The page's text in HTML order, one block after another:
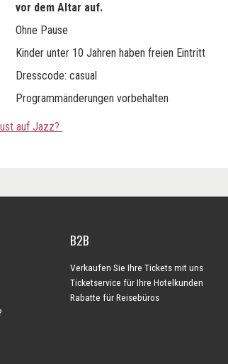
vor dem Altar auf.
Ohne Pause
Kinder unter 10 Jahren haben freien Eintritt
Dresscode: casual
Programmänderungen vorbehalten
auf Jazz?
B2B
Verkaufen Sie Ihre Tickets mit uns
Ticketservice für Ihre Hotelkunden
Rabatte für Reisebüros